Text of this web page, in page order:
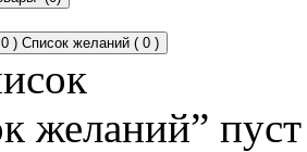
0 ) Список желаний ( 0 )
желаний” пуст